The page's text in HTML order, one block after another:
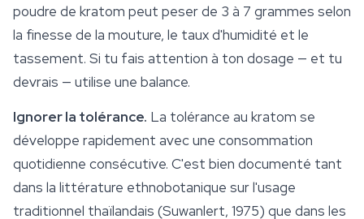
poudre de kratom peut peser de 3 à 7 grammes selon
la finesse de la mouture, le taux d'humidité et le
tassement. Si tu fais attention à ton dosage — et tu
devrais — utilise une balance.
Ignorer la tolérance. La tolérance au kratom se
développe rapidement avec une consommation
quotidienne consécutive. C'est bien documenté tant
dans la littérature ethnobotanique sur l'usage
traditionnel thaïlandais (Suwanlert, 1975) que dans les